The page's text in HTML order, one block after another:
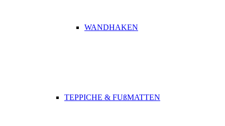
WANDHAKEN
TEPPICHE & FUßMATTEN